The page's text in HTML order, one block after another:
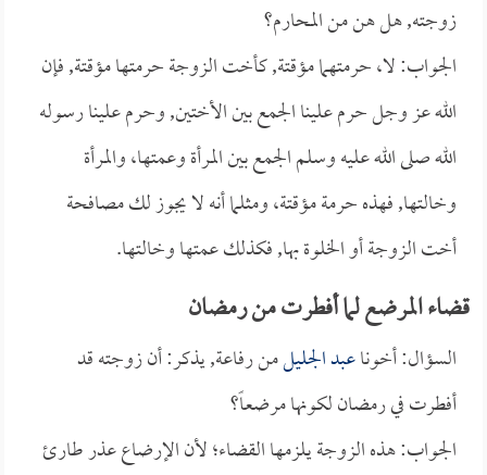
زوجته, هل هن من المحارم؟
الجواب: لا، حرمتهما مؤقتة, كأخت الزوجة حرمتها مؤقتة, فإن
الله عز وجل حرم علينا الجمع بين الأختين, وحرم علينا رسوله
الله صلى الله عليه وسلم الجمع بين المرأة وعمتها، والمرأة
وخالتها, فهذه حرمة مؤقتة، ومثلما أنه لا يجوز لك مصافحة
أخت الزوجة أو الخلوة بها, فكذلك عمتها وخالتها.
قضاء المرضع لما أفطرت من رمضان
السؤال: أخوناعبد الجليلمن رفاعة, يذكر: أن زوجته قد
أفطرت في رمضان لكونها مرضعاً؟
الجواب: هذه الزوجة يلزمها القضاء؛ لأن الإرضاع عذر طارئ